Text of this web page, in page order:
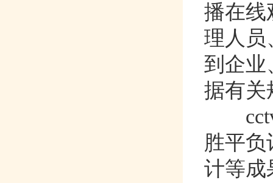
播在线
理人员
到企业
据有关
cctv5
胜平负
计等成